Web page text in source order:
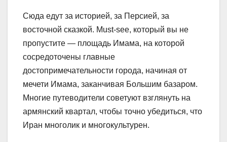
Сюда едут за историей, за Персией, за
восточной сказкой. Must-see, который вы не
пропустите — площадь Имама, на которой
сосредоточены главные
достопримечательности города, начиная от
мечети Имама, заканчивая Большим базаром.
Многие путеводители советуют взглянуть на
армянский квартал, чтобы точно убедиться, что
Иран многолик и многокультурен.